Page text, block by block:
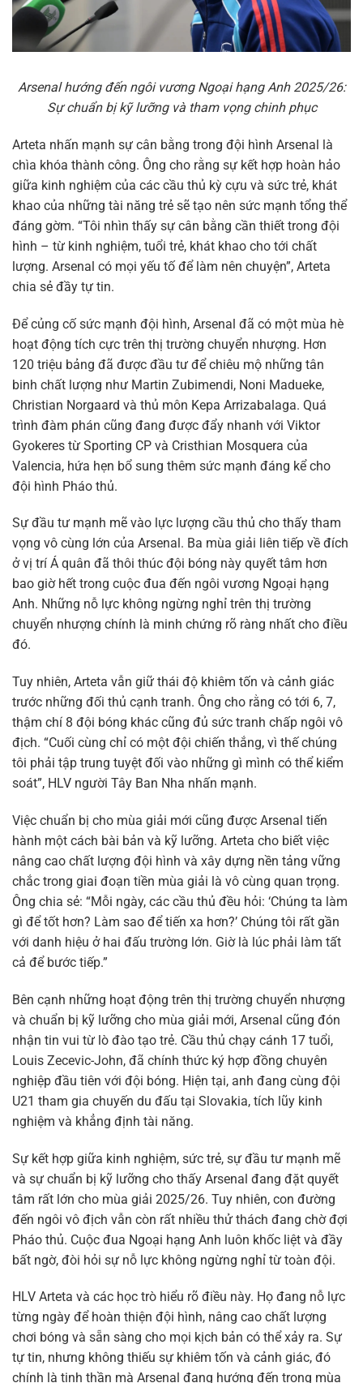
Arsenal hướng đến ngôi vương Ngoại hạng Anh 2025/26:
Sự chuẩn bị kỹ lưỡng và tham vọng chinh phục
Arteta nhấn mạnh sự cân bằng trong đội hình Arsenal là
chìa khóa thành công. Ông cho rằng sự kết hợp hoàn hảo
giữa kinh nghiệm của các cầu thủ kỳ cựu và sức trẻ, khát
khao của những tài năng trẻ sẽ tạo nên sức mạnh tổng thể
đáng gờm. “Tôi nhìn thấy sự cân bằng cần thiết trong đội
hình – từ kinh nghiệm, tuổi trẻ, khát khao cho tới chất
lượng. Arsenal có mọi yếu tố để làm nên chuyện”, Arteta
chia sẻ đầy tự tin.
Để củng cố sức mạnh đội hình, Arsenal đã có một mùa hè
hoạt động tích cực trên thị trường chuyển nhượng. Hơn
120 triệu bảng đã được đầu tư để chiêu mộ những tân
binh chất lượng như Martin Zubimendi, Noni Madueke,
Christian Norgaard và thủ môn Kepa Arrizabalaga. Quá
trình đàm phán cũng đang được đẩy nhanh với Viktor
Gyokeres từ Sporting CP và Cristhian Mosquera của
Valencia, hứa hẹn bổ sung thêm sức mạnh đáng kể cho
đội hình Pháo thủ.
Sự đầu tư mạnh mẽ vào lực lượng cầu thủ cho thấy tham
vọng vô cùng lớn của Arsenal. Ba mùa giải liên tiếp về đích
ở vị trí Á quân đã thôi thúc đội bóng này quyết tâm hơn
bao giờ hết trong cuộc đua đến ngôi vương Ngoại hạng
Anh. Những nỗ lực không ngừng nghỉ trên thị trường
chuyển nhượng chính là minh chứng rõ ràng nhất cho điều
đó.
Tuy nhiên, Arteta vẫn giữ thái độ khiêm tốn và cảnh giác
trước những đối thủ cạnh tranh. Ông cho rằng có tới 6, 7,
thậm chí 8 đội bóng khác cũng đủ sức tranh chấp ngôi vô
địch. “Cuối cùng chỉ có một đội chiến thắng, vì thế chúng
tôi phải tập trung tuyệt đối vào những gì mình có thể kiểm
soát”, HLV người Tây Ban Nha nhấn mạnh.
Việc chuẩn bị cho mùa giải mới cũng được Arsenal tiến
hành một cách bài bản và kỹ lưỡng. Arteta cho biết việc
nâng cao chất lượng đội hình và xây dựng nền tảng vững
chắc trong giai đoạn tiền mùa giải là vô cùng quan trọng.
Ông chia sẻ: “Mỗi ngày, các cầu thủ đều hỏi: ‘Chúng ta làm
gì để tốt hơn? Làm sao để tiến xa hơn?’ Chúng tôi rất gần
với danh hiệu ở hai đấu trường lớn. Giờ là lúc phải làm tất
cả để bước tiếp.”
Bên cạnh những hoạt động trên thị trường chuyển nhượng
và chuẩn bị kỹ lưỡng cho mùa giải mới, Arsenal cũng đón
nhận tin vui từ lò đào tạo trẻ. Cầu thủ chạy cánh 17 tuổi,
Louis Zecevic-John, đã chính thức ký hợp đồng chuyên
nghiệp đầu tiên với đội bóng. Hiện tại, anh đang cùng đội
U21 tham gia chuyến du đấu tại Slovakia, tích lũy kinh
nghiệm và khẳng định tài năng.
Sự kết hợp giữa kinh nghiệm, sức trẻ, sự đầu tư mạnh mẽ
và sự chuẩn bị kỹ lưỡng cho thấy Arsenal đang đặt quyết
tâm rất lớn cho mùa giải 2025/26. Tuy nhiên, con đường
đến ngôi vô địch vẫn còn rất nhiều thử thách đang chờ đợi
Pháo thủ. Cuộc đua Ngoại hạng Anh luôn khốc liệt và đầy
bất ngờ, đòi hỏi sự nỗ lực không ngừng nghỉ từ toàn đội.
HLV Arteta và các học trò hiểu rõ điều này. Họ đang nỗ lực
từng ngày để hoàn thiện đội hình, nâng cao chất lượng
chơi bóng và sẵn sàng cho mọi kịch bản có thể xảy ra. Sự
tự tin, nhưng không thiếu sự khiêm tốn và cảnh giác, đó
chính là tinh thần mà Arsenal đang hướng đến trong mùa